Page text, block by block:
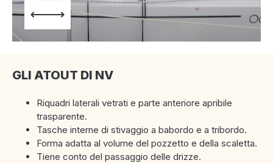
GLI ATOUT DI NV
Riquadri laterali vetrati e parte anteriore apribile
trasparente.
Tasche interne di stivaggio a babordo e a tribordo.
Forma adatta al volume del pozzetto e della scaletta.
Tiene conto del passaggio delle drizze.